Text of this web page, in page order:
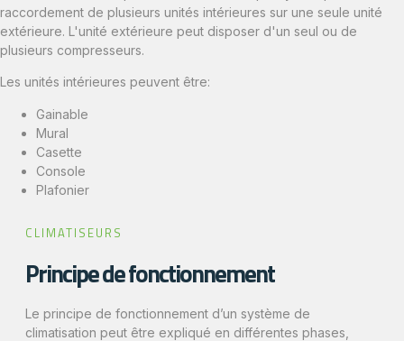
raccordement de plusieurs unités intérieures sur une seule unité
extérieure. L'unité extérieure peut disposer d'un seul ou de
plusieurs compresseurs.
Les unités intérieures peuvent être:
Gainable
Mural
Casette
Console
Plafonier
CLIMATISEURS
Principe de fonctionnement
Le principe de fonctionnement d’un système de
climatisation peut être expliqué en différentes phases,